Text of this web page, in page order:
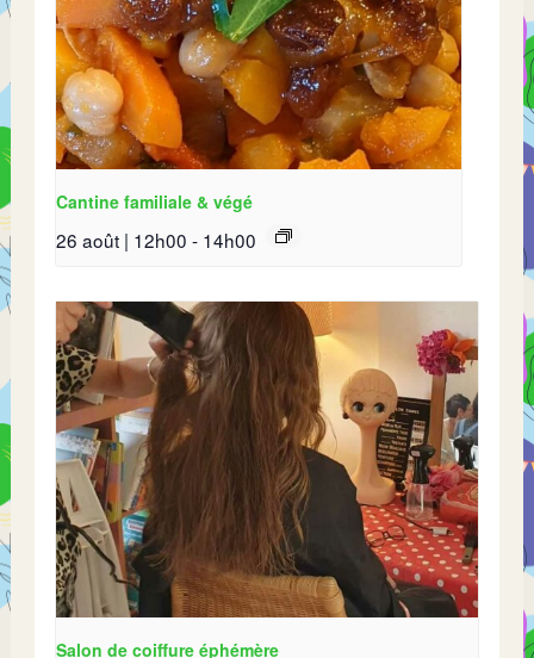
Cantine familiale & végé
26 août | 12h00 - 14h00
Salon de coiffure éphémère